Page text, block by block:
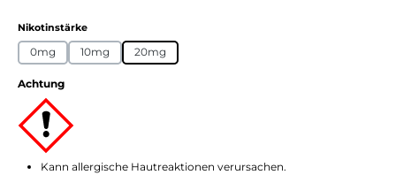
Nikotinstärkeauswählen
0mg 10mg 20mg
Achtung
Kann allergische Hautreaktionen verursachen.